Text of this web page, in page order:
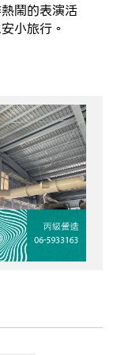
鬧的表演活
小旅行。